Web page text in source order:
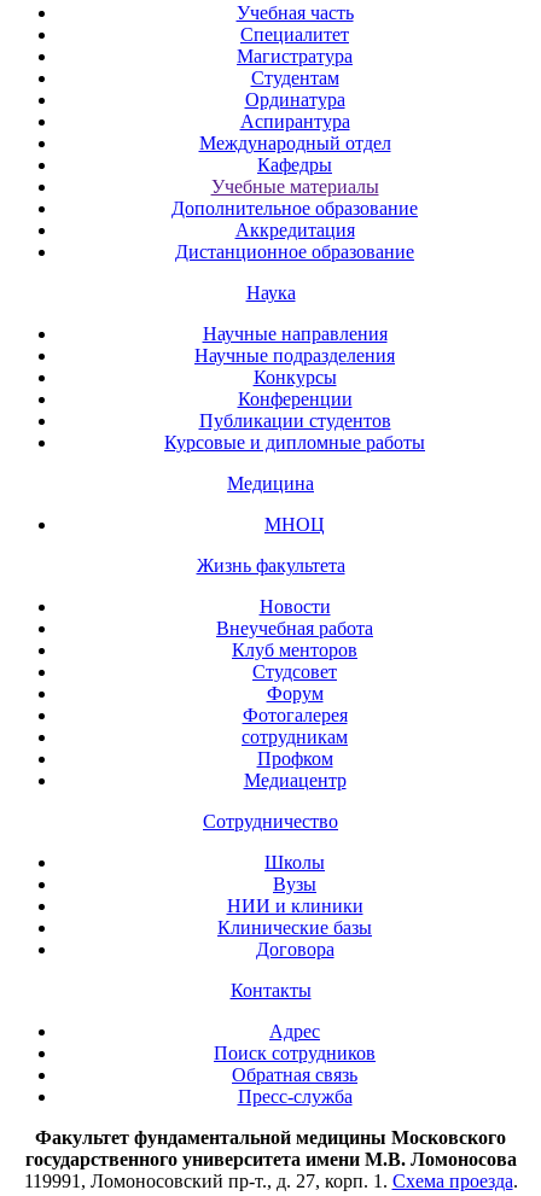
Учебная часть
Специалитет
Магистратура
Студентам
Ординатура
Аспирантура
Международный отдел
Кафедры
Учебные материалы
Дополнительное образование
Аккредитация
Дистанционное образование
Наука
Научные направления
Научные подразделения
Конкурсы
Конференции
Публикации студентов
Курсовые и дипломные работы
Медицина
МНОЦ
Жизнь факультета
Новости
Внеучебная работа
Клуб менторов
Студсовет
Форум
Фотогалерея
сотрудникам
Профком
Медиацентр
Сотрудничество
Школы
Вузы
НИИ и клиники
Клинические базы
Договора
Контакты
Адрес
Поиск сотрудников
Обратная связь
Пресс-служба
Факультет фундаментальной медицины Московского
государственного университета имени М.В. Ломоносова
119991, Ломоносовский пр-т., д. 27, корп. 1. Схема проезда.